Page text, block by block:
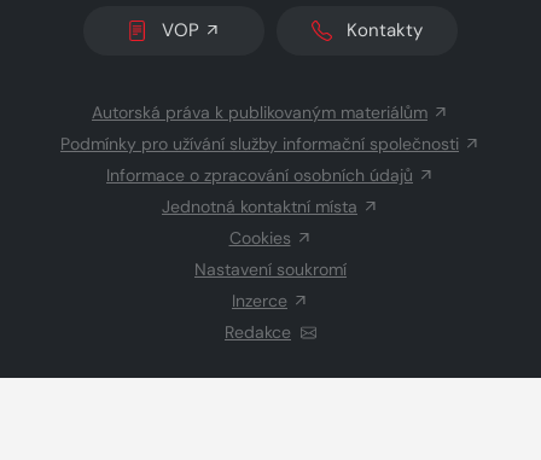
VOP Kontakty
Autorská práva k publikovaným materiálům
Podmínky pro užívání služby informační společnosti
Informace o zpracování osobních údajů
Jednotná kontaktní místa
Cookies
Nastavení soukromí
Inzerce
Redakce